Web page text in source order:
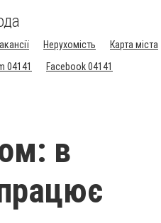
Нерухомість
Карта міста
04141 Facebook 04141
в